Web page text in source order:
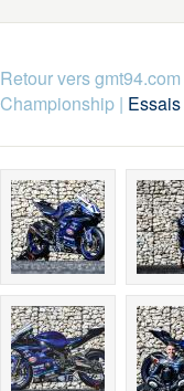
Retour vers gmt94.com
Championship|